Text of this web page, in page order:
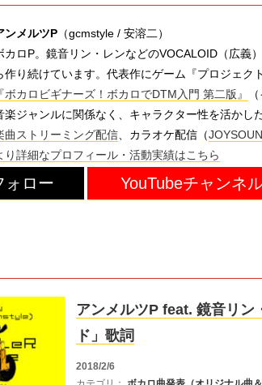
ンメルツP （gcmstyle / 安溶二）
カロP。鏡音リン・レンなどのVOCALOID（広義
作り続けています。代表作にゲーム『プロジェク
『ボカロビギナーズ！ボカロでDTM入門 第二版』
楽ジャンルに関係なく、キャラクター性を活かし
曲ストリーミング配信 、カラオケ配信（
り詳細なプロフィール・活動実績はこちら
ォロー YouTubeチャンネ
アンメルツP feat. 鏡音リン
ド」歌詞
2018/2/6